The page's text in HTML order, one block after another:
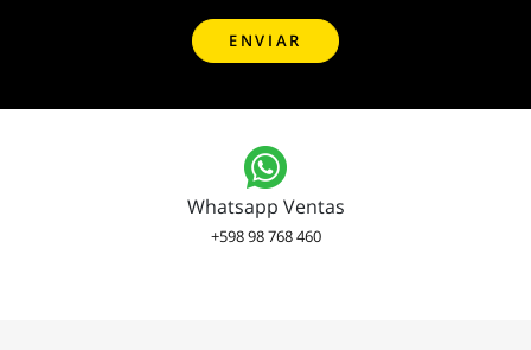
Whatsapp Ventas
+598 98 768 460